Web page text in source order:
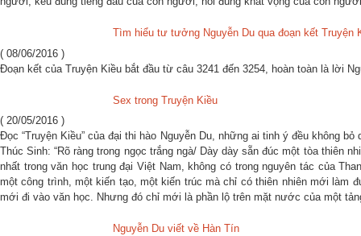
Tìm hiểu tư tưởng Nguyễn Du qua đoạn kết Truyện
( 08/06/2016 )
Đoạn kết của Truyện Kiều bắt đầu từ câu 3241 đến 3254, hoàn toàn là lời
Sex trong Truyện Kiều
( 20/05/2016 )
Đọc “Truyện Kiều” của đại thi hào Nguyễn Du, những ai tinh ý đều không
Thúc Sinh: “Rõ ràng trong ngọc trắng ngà/ Dày dày sẵn đúc một tòa thiên
nhất trong văn học trung đại Việt Nam, không có trong nguyên tác của
một công trình, một kiến tạo, một kiến trúc mà chỉ có thiên nhiên mới làm
mới đi vào văn học. Nhưng đó chỉ mới là phần lộ trên mặt nước của một
Nguyễn Du viết về Hàn Tín